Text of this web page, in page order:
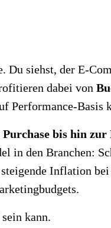
siehst, der E-
dabei von
Performance-Basis
bis hin zur
in den Branchen:
Inflation
kann.